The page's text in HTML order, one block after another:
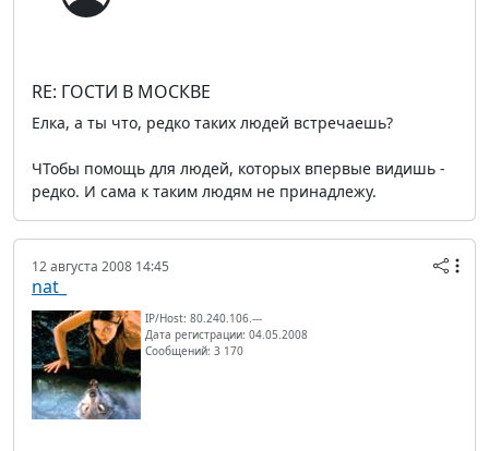
RE: ГОСТИ В МОСКВЕ
Елка, а ты что, редко таких людей встречаешь?
ЧТобы помощь для людей, которых впервые видишь -
редко. И сама к таким людям не принадлежу.
12 августа 2008 14:45
nat_
IP/Host: 80.240.106.---
Дата регистрации: 04.05.2008
Сообщений: 3 170